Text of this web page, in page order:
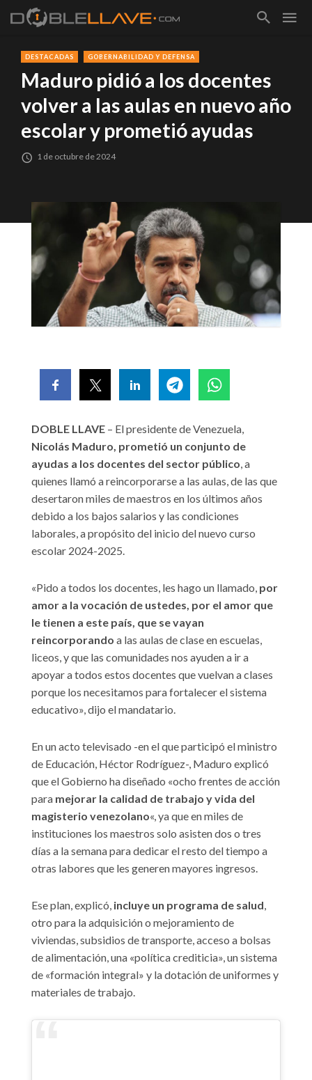
DESTACADAS GOBERNABILIDAD Y DEFENSA
Maduro pidió a los docentes
volver a las aulas en nuevo año
escolar y prometió ayudas
1 de octubre de 2024
DOBLE LLAVE – El presidente de Venezuela,
Nicolás Maduro, prometió un conjunto de
ayudas a los docentes del sector público, a
quienes llamó a reincorporarse a las aulas, de las que
desertaron miles de maestros en los últimos años
debido a los bajos salarios y las condiciones
laborales, a propósito del inicio del nuevo curso
escolar 2024-2025.
«Pido a todos los docentes, les hago un llamado, por
amor a la vocación de ustedes, por el amor que
le tienen a este país, que se vayan
reincorporando a las aulas de clase en escuelas,
liceos, y que las comunidades nos ayuden a ir a
apoyar a todos estos docentes que vuelvan a clases
porque los necesitamos para fortalecer el sistema
educativo», dijo el mandatario.
En un acto televisado -en el que participó el ministro
de Educación, Héctor Rodríguez-, Maduro explicó
que el Gobierno ha diseñado «ocho frentes de acción
para mejorar la calidad de trabajo y vida del
magisterio venezolano«, ya que en miles de
instituciones los maestros solo asisten dos o tres
días a la semana para dedicar el resto del tiempo a
otras labores que les generen mayores ingresos.
Ese plan, explicó, incluye un programa de salud,
otro para la adquisición o mejoramiento de
viviendas, subsidios de transporte, acceso a bolsas
de alimentación, una «política crediticia», un sistema
de «formación integral» y la dotación de uniformes y
materiales de trabajo.